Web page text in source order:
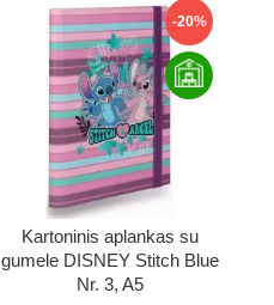
-20%
Kartoninis aplankas su
gumele DISNEY Stitch Blue
Nr. 3, A5